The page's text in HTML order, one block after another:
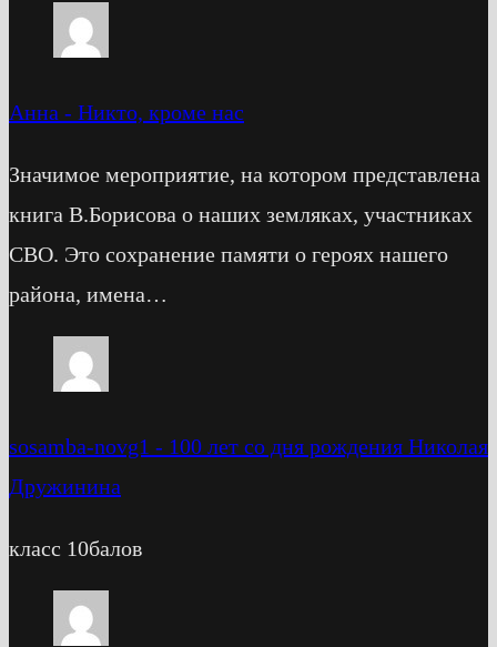
Анна - Никто, кроме нас
Значимое мероприятие, на котором представлена
книга В.Борисова о наших земляках, участниках
СВО. Это сохранение памяти о героях нашего
района, имена…
sosamba-novg1 - 100 лет со дня рождения Николая
Дружинина
класс 10балов